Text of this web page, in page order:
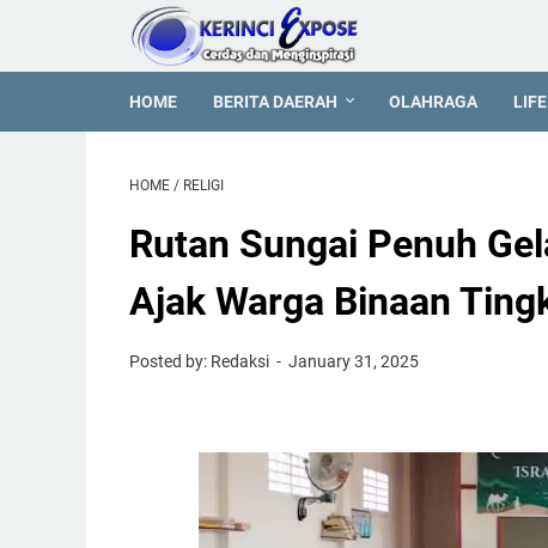
HOME BERITA DAERAH OLAHRAGA
HOME / RELIGI
Rutan Sungai Penuh
Ajak Warga Binaan
Posted by: Redaksi January 31, 2025